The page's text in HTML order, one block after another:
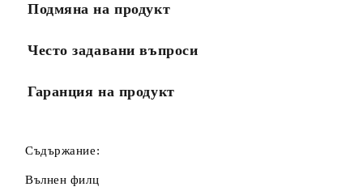
Подмяна на продукт
Често задавани въпроси
Гаранция на продукт
Съдържание:
Вълнен филц